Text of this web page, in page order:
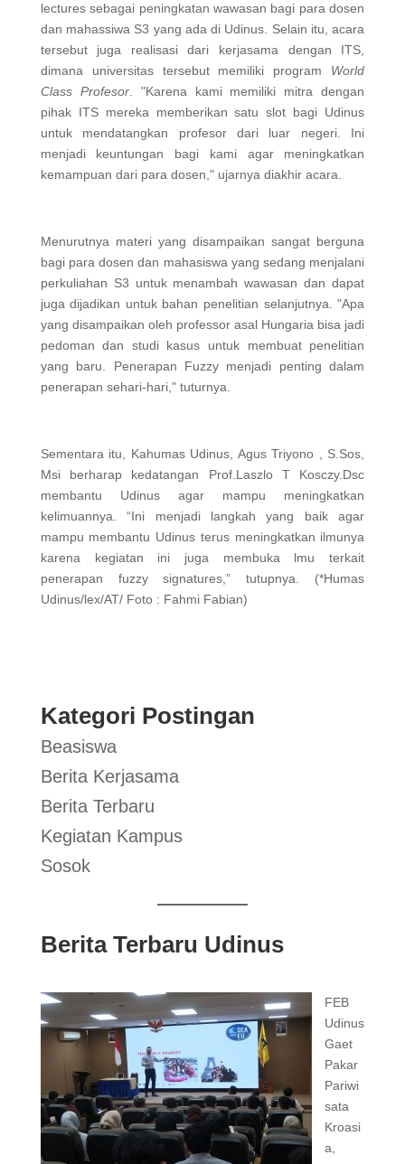
lectures sebagai peningkatan wawasan bagi para dosen
dan mahassiwa S3 yang ada di Udinus. Selain itu, acara
tersebut juga realisasi dari kerjasama dengan ITS,
dimana universitas tersebut memiliki program World
Class Profesor. "Karena kami memiliki mitra dengan
pihak ITS mereka memberikan satu slot bagi Udinus
untuk mendatangkan profesor dari luar negeri. Ini
menjadi keuntungan bagi kami agar meningkatkan
kemampuan dari para dosen," ujarnya diakhir acara.
Menurutnya materi yang disampaikan sangat berguna
bagi para dosen dan mahasiswa yang sedang menjalani
perkuliahan S3 untuk menambah wawasan dan dapat
juga dijadikan untuk bahan penelitian selanjutnya. "Apa
yang disampaikan oleh professor asal Hungaria bisa jadi
pedoman dan studi kasus untuk membuat penelitian
yang baru. Penerapan Fuzzy menjadi penting dalam
penerapan sehari-hari," tuturnya.
Sementara itu, Kahumas Udinus, Agus Triyono , S.Sos,
Msi berharap kedatangan Prof.Laszlo T Kosczy.Dsc
membantu Udinus agar mampu meningkatkan
kelimuannya. “Ini menjadi langkah yang baik agar
mampu membantu Udinus terus meningkatkan ilmunya
karena kegiatan ini juga membuka lmu terkait
penerapan fuzzy signatures,” tutupnya. (*Humas
Udinus/lex/AT/ Foto : Fahmi Fabian)
Kategori Postingan
Beasiswa
Berita Kerjasama
Berita Terbaru
Kegiatan Kampus
Sosok
Berita Terbaru Udinus
FEB
Udinus
Gaet
Pakar
Pariwi
sata
Kroasi
a,